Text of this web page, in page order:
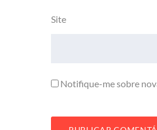
Site
Notifique-me sobre